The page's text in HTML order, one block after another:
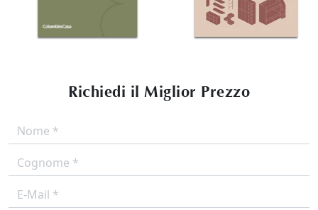
Richiedi il Miglior Prezzo